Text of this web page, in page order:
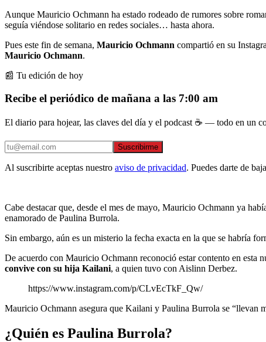
Aunque Mauricio Ochmann ha estado rodeado de rumores sobre
seguía viéndose solitario en redes sociales… hasta ahora.
Pues este fin de semana, Mauricio Ochmann compartió en su
Mauricio Ochmann.
📰 Tu edición de hoy
Recibe el periódico de mañana a las 7:00 am
El diario para hojear, las claves del día y el podcast ☕ — todo en un
Suscribirme
Al suscribirte aceptas nuestro aviso de privacidad. Puedes darte de
Cabe destacar que, desde el mes de mayo, Mauricio Ochmann ya
enamorado de Paulina Burrola.
Sin embargo, aún es un misterio la fecha exacta en la que se habría
De acuerdo con Mauricio Ochmann reconoció estar contento en
convive con su hija Kailani, a quien tuvo con Aislinn Derbez.
https://www.instagram.com/p/CLvEcTkF_Qw/
Mauricio Ochmann asegura que Kailani y Paulina Burrola se “llevan
¿Quién es Paulina Burrola?